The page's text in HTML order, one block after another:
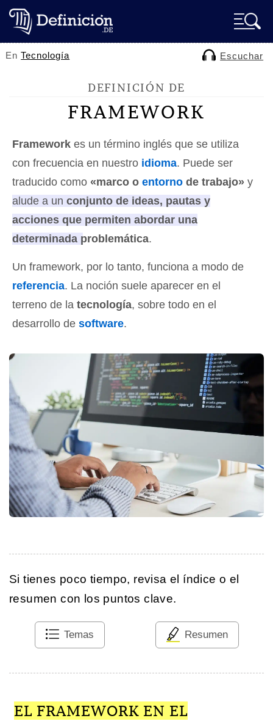
EnTecnología Escuchar
DEFINICIÓN DE
FRAMEWORK
Framework es un término inglés que se utiliza
con frecuencia en nuestro idioma. Puede ser
traducido como «marco o entorno de trabajo» y
alude a un conjunto de ideas, pautas y
acciones que permiten abordar una
determinada problemática.
Un framework, por lo tanto, funciona a modo de
referencia. La noción suele aparecer en el
terreno de la tecnología, sobre todo en el
desarrollo de software.
Si tienes poco tiempo, revisa el índice o el
resumen con los puntos clave.
Temas Resumen
EL FRAMEWORK EN EL